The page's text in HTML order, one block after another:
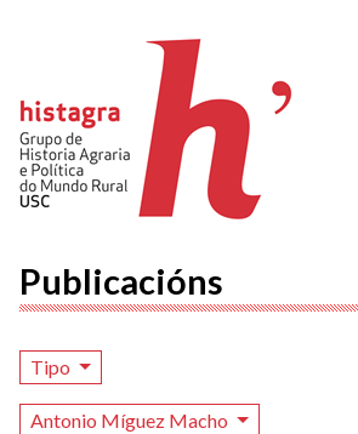
Publicacións
Tipo
Antonio Míguez Macho